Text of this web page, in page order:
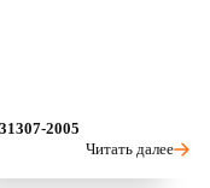
2005
Читать далее